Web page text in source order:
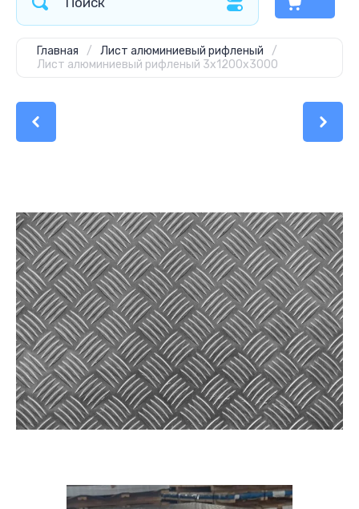
Главная / Лист алюминиевый рифленый
/
Лист алюминиевый рифленый 3х1200х3000